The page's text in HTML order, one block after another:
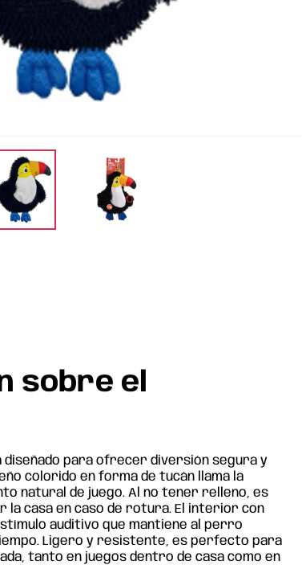
sobre el
diseñado para ofrecer diversión segura y
colorido en forma de tucán llama la
natural de juego. Al no tener relleno, es
la casa en caso de rotura. El interior con
auditivo que mantiene al perro
Ligero y resistente, es perfecto para
tanto en juegos dentro de casa como en